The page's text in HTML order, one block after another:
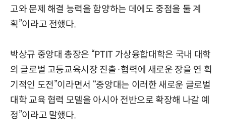
고와 문제 해결 능력을 함양하는 데에도 중점을 둘 계
획”이라고 전했다.
박상규 중앙대 총장은 “PTIT 가상융합대학은 국내 대학
의 글로벌 고등교육시장 진출·협력에 새로운 장을 연 획
기적인 도전”이라면서 “중앙대는 이러한 새로운 글로벌
대학 교육 협력 모델을 아시아 전반으로 확장해 나갈 예
정”이라고 말했다.